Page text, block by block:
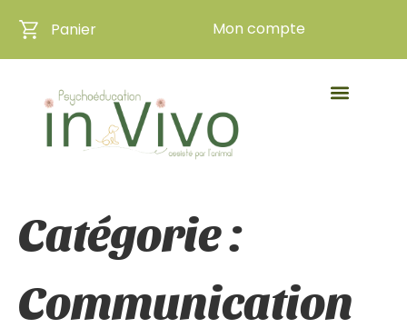
Panier Mon compte
Catégorie :
Communication